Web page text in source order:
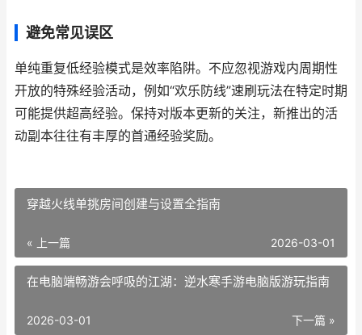
避免常见误区
单纯重复低经验模式是效率陷阱。不应忽视游戏内周期性
开放的特殊经验活动，例如“欢乐防线”速刷玩法在特定时期
可能提供超高经验。保持对版本更新的关注，新推出的活
动副本往往有丰厚的首通经验奖励。
穿越火线单挑房间创建与设置全指南
« 上一篇 2026-03-01
在电脑端畅游会呼吸的江湖：逆水寒手游电脑版游玩指南
下一篇 »
2026-03-01